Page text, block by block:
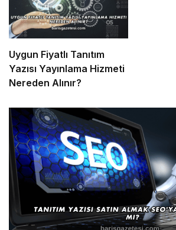
Uygun Fiyatlı Tanıtım
Yazısı Yayınlama Hizmeti
Nereden Alınır?